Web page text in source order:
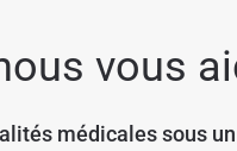
vous
médicales sous